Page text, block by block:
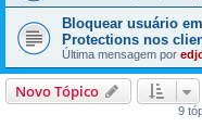
Bloquear usuário
Protections nos
Última mensagem por
Novo Tópico
9